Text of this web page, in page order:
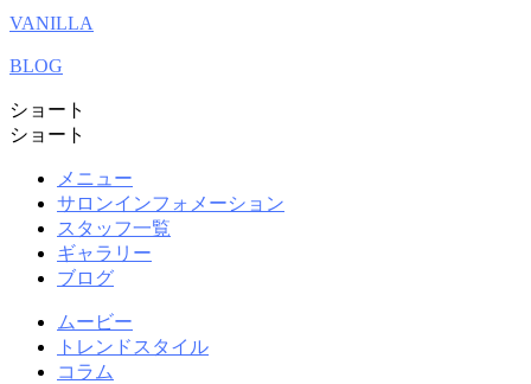
VANILLA
BLOG
ショート
ショート
メニュー
サロンインフォメーション
スタッフ一覧
ギャラリー
ブログ
ムービー
トレンドスタイル
コラム